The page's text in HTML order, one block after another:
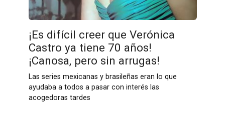
¡Es difícil creer que Verónica
Castro ya tiene 70 años!
¡Canosa, pero sin arrugas!
Las series mexicanas y brasileñas eran lo que
ayudaba a todos a pasar con interés las
acogedoras tardes